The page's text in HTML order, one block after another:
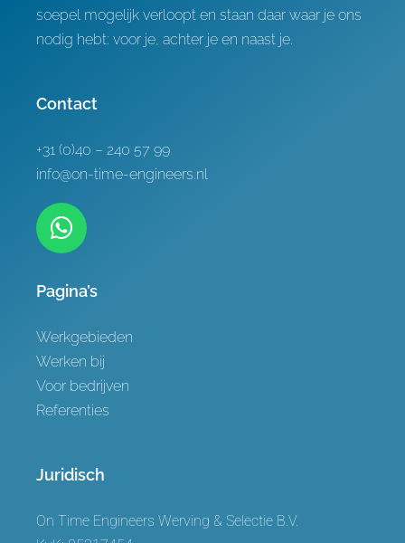
soepel mogelijk verloopt en staan daar waar je ons
nodig hebt: voor je, achter je en naast je.
Contact
+31 (0)40 – 240 57 99
info@on-time-engineers.nl
Pagina’s
Werkgebieden
Werken bij
Voor bedrijven
Referenties
Juridisch
On Time Engineers Werving & Selectie B.V.